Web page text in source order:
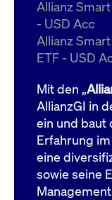
Allianz
- USD Acc
Allianz
ETF - USD
Mit den „
AllianzGI in
ein und baut
Erfahrung
eine
sowie seine